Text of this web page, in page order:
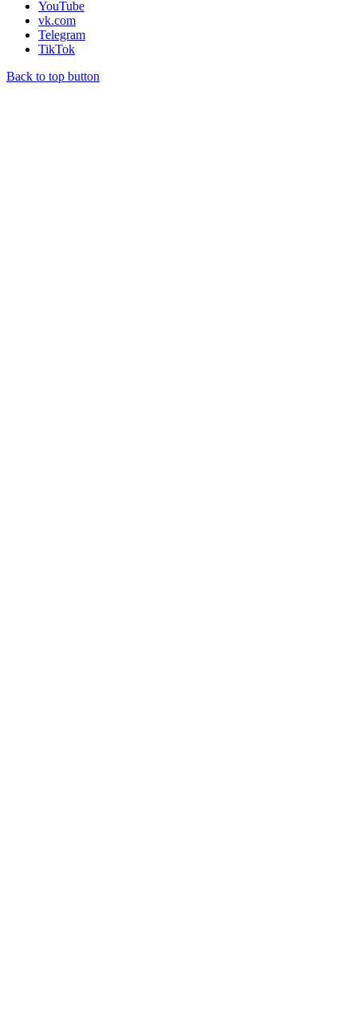
YouTube
vk.com
Telegram
TikTok
Back to top button